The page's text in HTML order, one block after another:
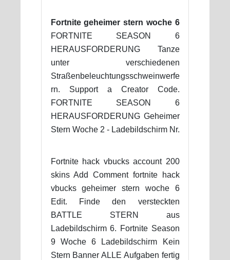
Fortnite geheimer stern woche 6
FORTNITE SEASON 6
HERAUSFORDERUNG Tanze
unter verschiedenen
Straßenbeleuchtungsschweinwerfe
rn. Support a Creator Code.
FORTNITE SEASON 6
HERAUSFORDERUNG Geheimer
Stern Woche 2 - Ladebildschirm Nr.
Fortnite hack vbucks account 200
skins Add Comment fortnite hack
vbucks geheimer stern woche 6
Edit. Finde den versteckten
BATTLE STERN aus
Ladebildschirm 6. Fortnite Season
9 Woche 6 Ladebildschirm Kein
Stern Banner ALLE Aufgaben fertig